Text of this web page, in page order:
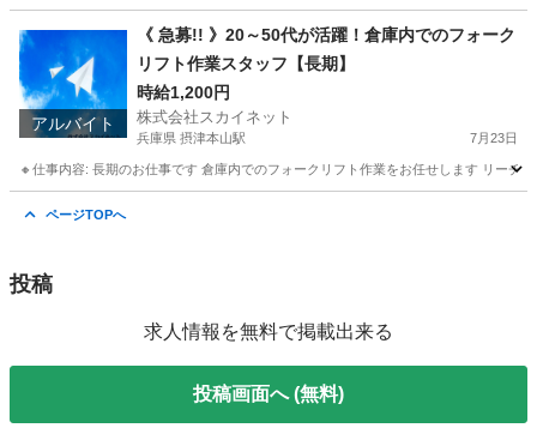
村井駅 製造工場
アルバイト
《 急募!! 》20～50代が活躍！倉庫内でのフォーク
リフト作業スタッフ【長期】
時給1,200円
株式会社スカイネット
兵庫県 摂津本山駅 7月23日
🔸仕事内容: 長期のお仕事です 倉庫内でのフォークリフト作業をお任せします リーチ
ページTOPへ
投稿
求人情報を無料で掲載出来る
投稿画面へ (無料)